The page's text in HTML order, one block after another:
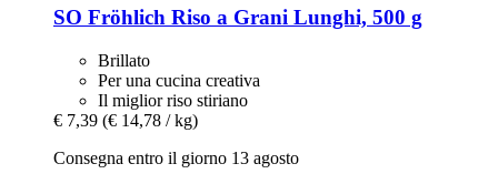
SO Fröhlich Riso a Grani Lunghi, 500 g
Brillato
Per una cucina creativa
Il miglior riso stiriano
€ 7,39 (€ 14,78 / kg)
Consegna entro il giorno 13 agosto